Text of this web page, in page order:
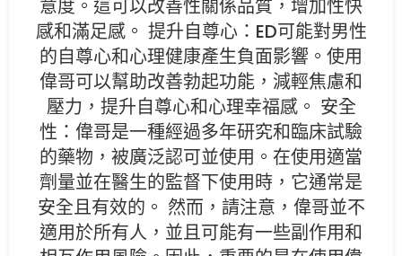
意度。這可以改善性關係品質，增加性快
感和滿足感。 提升自尊心：ED可能對男性
的自尊心和心理健康產生負面影響。使用
偉哥可以幫助改善勃起功能，減輕焦慮和
壓力，提升自尊心和心理幸福感。 安全
性：偉哥是一種經過多年研究和臨床試驗
的藥物，被廣泛認可並使用。在使用適當
劑量並在醫生的監督下使用時，它通常是
安全且有效的。 然而，請注意，偉哥並不
適用於所有人，並且可能有一些副作用和